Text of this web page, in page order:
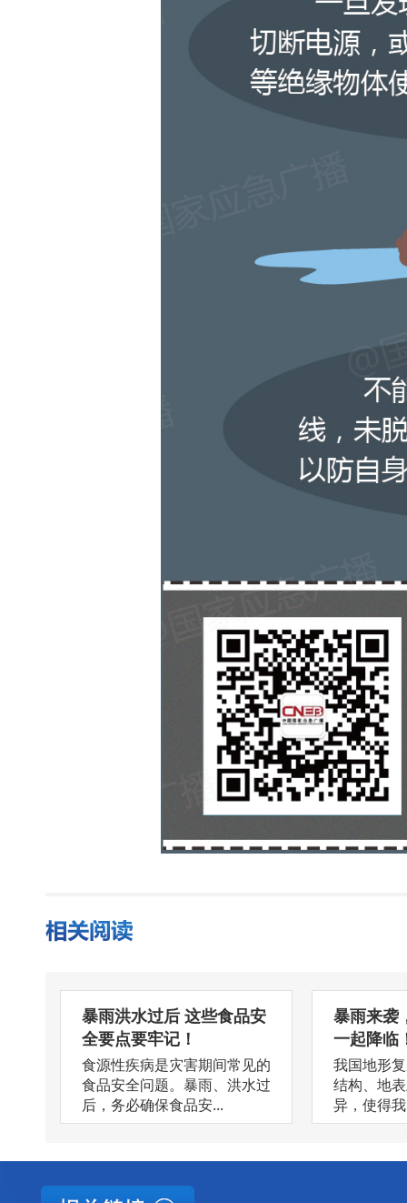
暴雨洪水过后 这些食品安
全要点要牢记！
食源性疾病是灾害期间常见的
食品安全问题。暴雨、洪水过
后，务必确保食品安...
暴雨来袭
一起降临
我国地形
结构、地
异，使得